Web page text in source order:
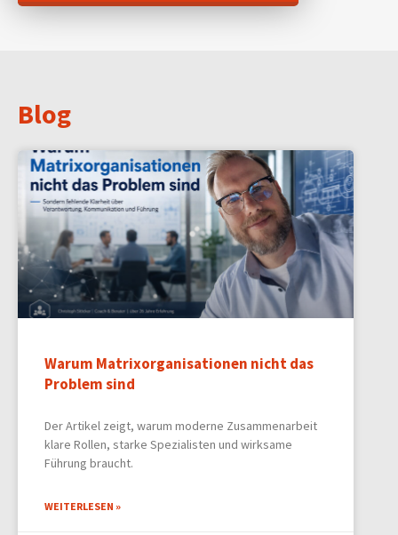
Blog
Warum Matrixorganisationen nicht das
Problem sind
Der Artikel zeigt, warum moderne Zusammenarbeit
klare Rollen, starke Spezialisten und wirksame
Führung braucht.
WEITERLESEN »